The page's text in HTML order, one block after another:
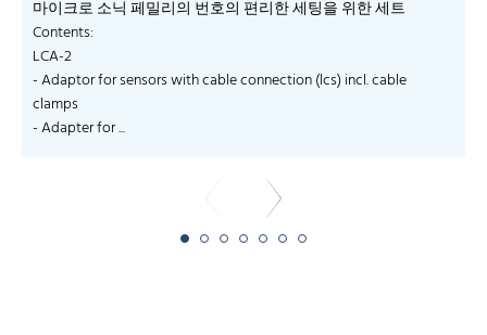
마이크로 소닉 페밀리의 번호의 편리한 세팅을 위한 세트
Contents:
LCA-2
- Adaptor for sensors with cable connection (lcs) incl. cable
clamps
- Adapter for ...